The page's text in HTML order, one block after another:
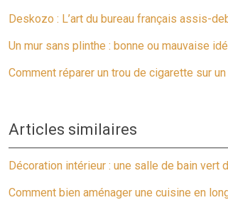
Deskozo : L’art du bureau français assis-
Un mur sans plinthe : bonne ou mauvaise
Comment réparer un trou de cigarette sur un
Articles similaires
Décoration intérieur : une salle de bain vert
Comment bien aménager une cuisine en